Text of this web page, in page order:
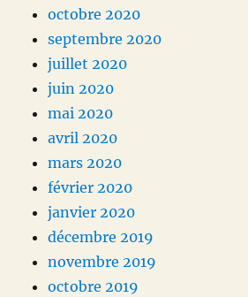
octobre 2020
septembre 2020
juillet 2020
juin 2020
mai 2020
avril 2020
mars 2020
février 2020
janvier 2020
décembre 2019
novembre 2019
octobre 2019